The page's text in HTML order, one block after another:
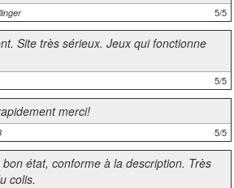
5/5
Site très sérieux. Jeux qui fonctionne
5/5
merci!
5/5
état, conforme à la description. Très
colis.